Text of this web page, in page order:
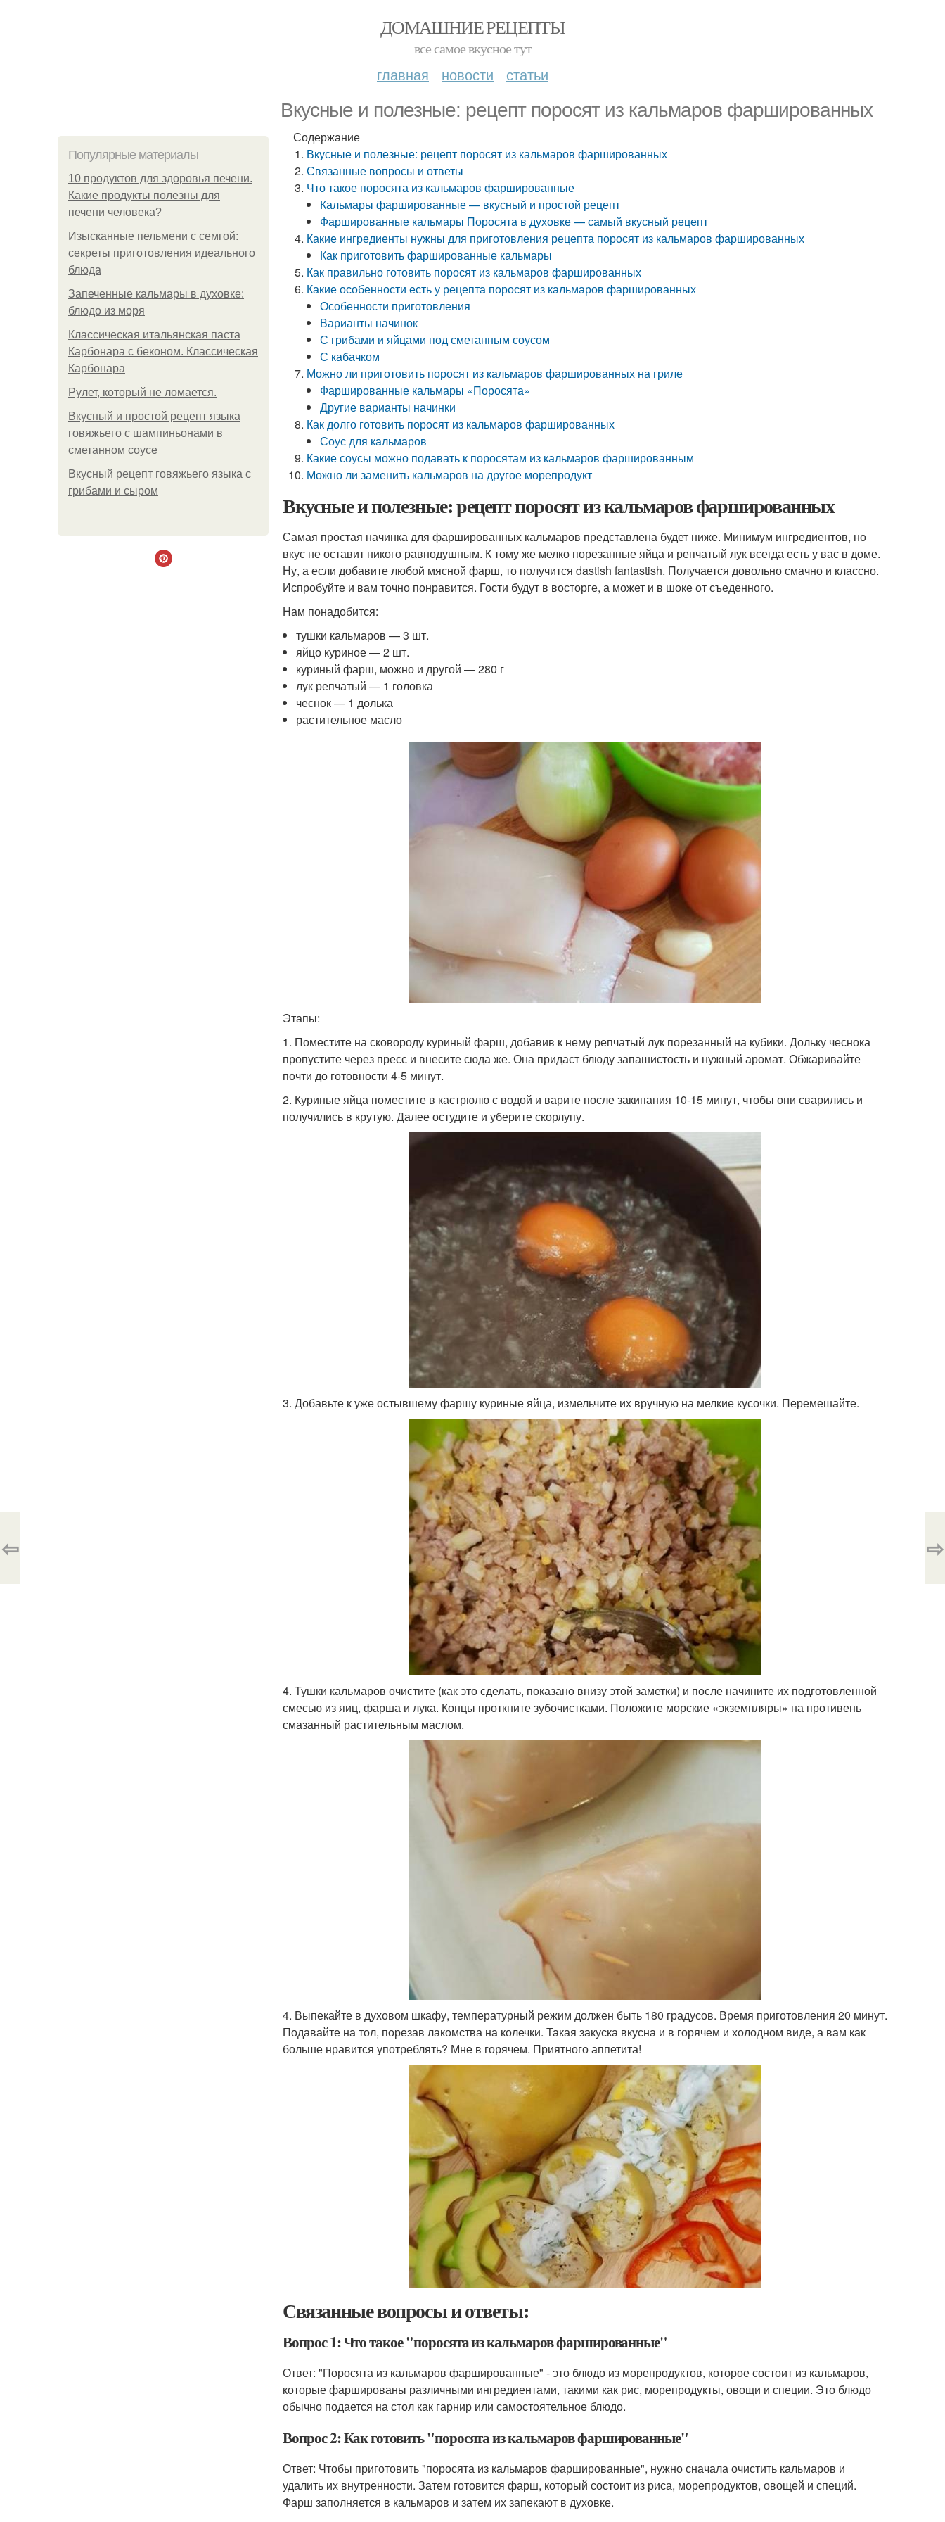
ДОМАШНИЕ РЕЦЕПТЫ
все самое вкусное тут
главная новости статьи
Вкусные и полезные: рецепт поросят из кальмаров фаршированных
Популярные материалы
10 продуктов для здоровья печени.
Какие продукты полезны для
печени человека?
Изысканные пельмени с семгой:
секреты приготовления идеального
блюда
Запеченные кальмары в духовке:
блюдо из моря
Классическая итальянская паста
Карбонара с беконом. Классическая
Карбонара
Рулет, который не ломается.
Вкусный и простой рецепт языка
говяжьего с шампиньонами в
сметанном соусе
Вкусный рецепт говяжьего языка с
грибами и сыром
Содержание
Вкусные и полезные: рецепт поросят из кальмаров фаршированных
Связанные вопросы и ответы
Что такое поросята из кальмаров фаршированные
Кальмары фаршированные — вкусный и простой рецепт
Фаршированные кальмары Поросята в духовке — самый вкусный рецепт
Какие ингредиенты нужны для приготовления рецепта поросят из кальмаров фаршированных
Как приготовить фаршированные кальмары
Как правильно готовить поросят из кальмаров фаршированных
Какие особенности есть у рецепта поросят из кальмаров фаршированных
Особенности приготовления
Варианты начинок
С грибами и яйцами под сметанным соусом
С кабачком
Можно ли приготовить поросят из кальмаров фаршированных на гриле
Фаршированные кальмары «Поросята»
Другие варианты начинки
Как долго готовить поросят из кальмаров фаршированных
Соус для кальмаров
Какие соусы можно подавать к поросятам из кальмаров фаршированным
Можно ли заменить кальмаров на другое морепродукт
Вкусные и полезные: рецепт поросят из кальмаров фаршированных
Самая простая начинка для фаршированных кальмаров представлена будет ниже. Минимум ингредиентов, но
вкус не оставит никого равнодушным. К тому же мелко порезанные яйца и репчатый лук всегда есть у вас в доме.
Ну, а если добавите любой мясной фарш, то получится dastish fantastish. Получается довольно смачно и классно.
Испробуйте и вам точно понравится. Гости будут в восторге, а может и в шоке от съеденного.
Нам понадобится:
тушки кальмаров — 3 шт.
яйцо куриное — 2 шт.
куриный фарш, можно и другой — 280 г
лук репчатый — 1 головка
чеснок — 1 долька
растительное масло
Этапы:
1. Поместите на сковороду куриный фарш, добавив к нему репчатый лук порезанный на кубики. Дольку чеснока
пропустите через пресс и внесите сюда же. Она придаст блюду запашистость и нужный аромат. Обжаривайте
почти до готовности 4-5 минут.
2. Куриные яйца поместите в кастрюлю с водой и варите после закипания 10-15 минут, чтобы они сварились и
получились в крутую. Далее остудите и уберите скорлупу.
3. Добавьте к уже остывшему фаршу куриные яйца, измельчите их вручную на мелкие кусочки. Перемешайте.
4. Тушки кальмаров очистите (как это сделать, показано внизу этой заметки) и после начините их подготовленной
смесью из яиц, фарша и лука. Концы проткните зубочистками. Положите морские «экземпляры» на противень
смазанный растительным маслом.
4. Выпекайте в духовом шкафу, температурный режим должен быть 180 градусов. Время приготовления 20 минут.
Подавайте на тол, порезав лакомства на колечки. Такая закуска вкусна и в горячем и холодном виде, а вам как
больше нравится употреблять? Мне в горячем. Приятного аппетита!
Связанные вопросы и ответы:
Вопрос 1: Что такое "поросята из кальмаров фаршированные"
Ответ: "Поросята из кальмаров фаршированные" - это блюдо из морепродуктов, которое состоит из кальмаров,
которые фаршированы различными ингредиентами, такими как рис, морепродукты, овощи и специи. Это блюдо
обычно подается на стол как гарнир или самостоятельное блюдо.
Вопрос 2: Как готовить "поросята из кальмаров фаршированные"
Ответ: Чтобы приготовить "поросята из кальмаров фаршированные", нужно сначала очистить кальмаров и
удалить их внутренности. Затем готовится фарш, который состоит из риса, морепродуктов, овощей и специй.
Фарш заполняется в кальмаров и затем их запекают в духовке.
⇦ ⇨